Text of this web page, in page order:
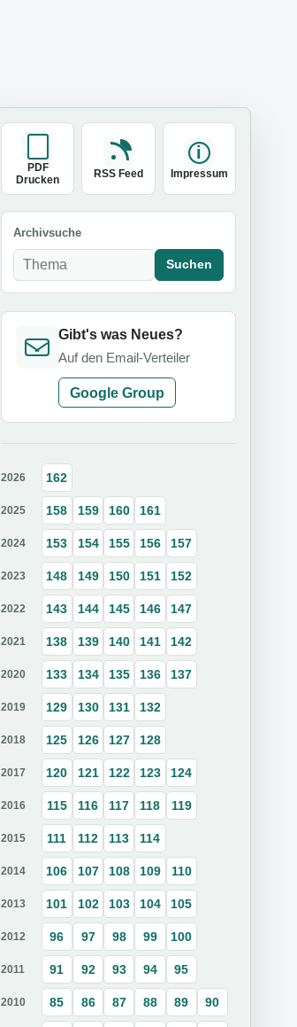
PDF
Drucken
RSS Feed Impressum
Archivsuche
Suchen
Gibt's was Neues?
Auf den Email-Verteiler
Google Group
2026 162
2025 158 159 160 161
2024 153 154 155 156 157
2023 148 149 150 151 152
2022 143 144 145 146 147
2021 138 139 140 141 142
2020 133 134 135 136 137
2019 129 130 131 132
2018 125 126 127 128
2017 120 121 122 123 124
2016 115 116 117 118 119
2015 111 112 113 114
2014 106 107 108 109 110
2013 101 102 103 104 105
2012 96 97 98 99 100
2011 91 92 93 94 95
2010 85 86 87 88 89 90